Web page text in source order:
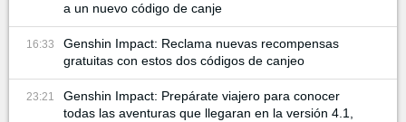
a un nuevo código de canje
16:33
Genshin Impact: Reclama nuevas recompensas
gratuitas con estos dos códigos de canjeo
23:21
Genshin Impact: Prepárate viajero para conocer
todas las aventuras que llegaran en la versión 4.1,